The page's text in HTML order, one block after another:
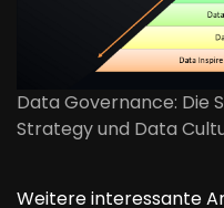
Data Governance: Die
Strategy und Data
Weitere interessante